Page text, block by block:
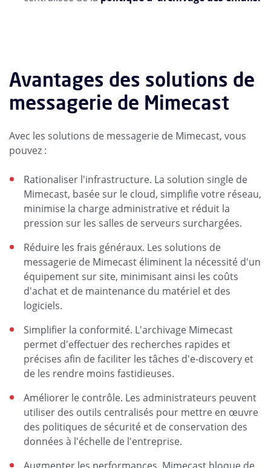
Avantages des solutions de
messagerie de Mimecast
Avec les solutions de messagerie de Mimecast, vous
pouvez :
Rationaliser l'infrastructure. La solution single de
Mimecast, basée sur le cloud, simplifie votre réseau,
minimise la charge administrative et réduit la
pression sur les salles de serveurs surchargées.
Réduire les frais généraux. Les solutions de
messagerie de Mimecast éliminent la nécessité d'un
équipement sur site, minimisant ainsi les coûts
d'achat et de maintenance du matériel et des
logiciels.
Simplifier la conformité. L'archivage Mimecast
permet d'effectuer des recherches rapides et
précises afin de faciliter les tâches d'e-discovery et
de les rendre moins fastidieuses.
Améliorer le contrôle. Les administrateurs peuvent
utiliser des outils centralisés pour mettre en œuvre
des politiques de sécurité et de conservation des
données à l'échelle de l'entreprise.